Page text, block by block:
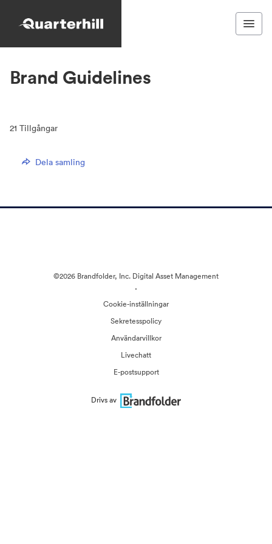
Brand Guidelines
21 Tillgångar
Dela samling
©2026 Brandfolder, Inc. Digital Asset Management
·
Cookie-inställningar
Sekretesspolicy
Användarvillkor
Livechatt
E-postsupport
Drivs av